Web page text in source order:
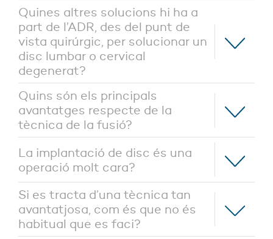
Quines altres solucions hi ha a
part de l’ADR, des del punt de
vista quirúrgic, per solucionar un
disc lumbar o cervical
degenerat?
Quins són els principals
avantatges respecte de la
tècnica de la fusió?
La implantació de disc és una
operació molt cara?
Si es tracta d’una tècnica tan
avantatjosa, com és que no és
habitual que es faci?